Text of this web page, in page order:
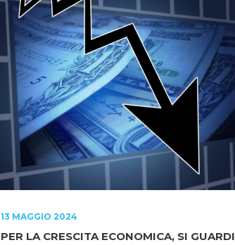
13 MAGGIO 2024
PER LA CRESCITA ECONOMICA, SI GUARDI